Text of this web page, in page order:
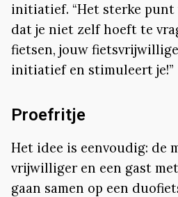
initiatief. “Het sterke punt
dat je niet zelf hoeft te
fietsen, jouw
initiatief en stimuleert je!”
Proefritje
Het idee is eenvoudig: de
vrijwilliger en een gast
gaan samen op een